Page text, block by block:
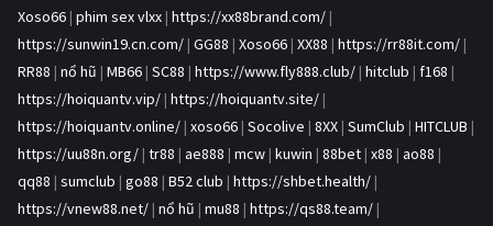
Xoso66 | phim sex vlxx | https://xx88brand.com/ |
https://sunwin19.cn.com/ | GG88 | Xoso66 | XX88 | https://rr88it.com/ |
RR88 | nổ hũ | MB66 | SC88 | https://www.fly888.club/ | hitclub | f168 |
https://hoiquantv.vip/ | https://hoiquantv.site/ |
https://hoiquantv.online/ | xoso66 | Socolive | 8XX | SumClub | HITCLUB |
https://uu88n.org/ | tr88 | ae888 | mcw | kuwin | 88bet | x88 | ao88 |
qq88 | sumclub | go88 | B52 club | https://shbet.health/ |
https://vnew88.net/ | nổ hũ | mu88 | https://qs88.team/ |